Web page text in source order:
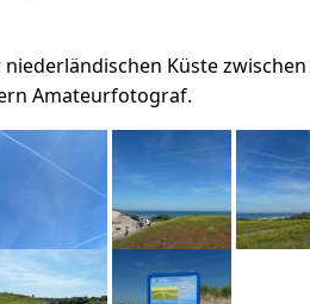
Haag, Niederlande - Strand
Küste
Amateurfotograf.